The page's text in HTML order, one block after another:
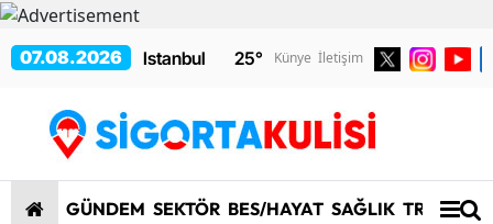
07.08.2026 25° Künye İletişim
GÜNDEM SEKTÖR BES/HAYAT SAĞLIK TRAFİK/